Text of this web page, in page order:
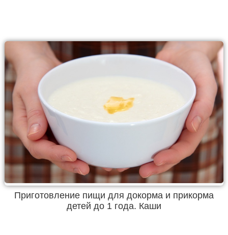
Приготовление пищи для докорма и прикорма
детей до 1 года. Каши